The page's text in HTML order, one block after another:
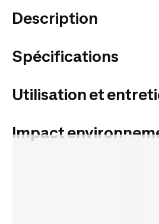
Description
Spécifications
Utilisation et
Impact